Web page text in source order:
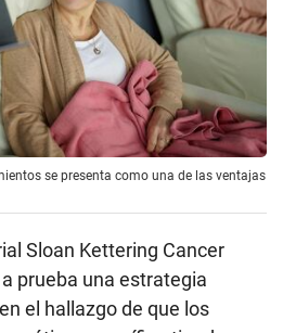
se presenta como una de las ventajas
Sloan Kettering Cancer
prueba una estrategia
el hallazgo de que los